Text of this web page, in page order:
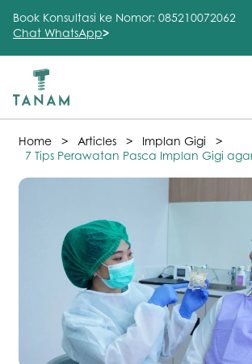
About Us
Treatment
Articles
Book Konsultasi ke Nomor: 085210072062
Chat WhatsApp>
Home > Articles > Implan Gigi
>
7 Tips Perawatan Pasca Implan Gigi